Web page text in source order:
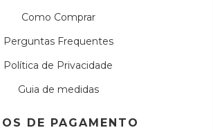
Como Comprar
Perguntas Frequentes
Política de Privacidade
Guia de medidas
DE PAGAMENTO